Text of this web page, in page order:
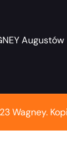
Augustów
Wagney.